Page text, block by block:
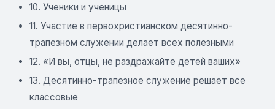
10. Ученики и ученицы
11. Участие в первохристианском десятинно-
трапезном служении делает всех полезными
12. «И вы, отцы, не раздражайте детей ваших»
13. Десятинно-трапезное служение решает все
классовые